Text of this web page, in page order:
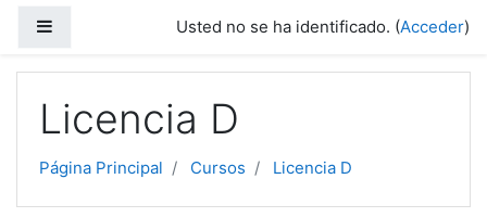
Usted no se ha identificado. (Acceder)
Licencia D
Página Principal Cursos Licencia D